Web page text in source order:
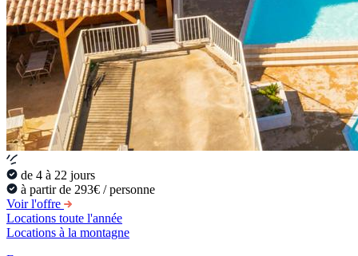
de 4 à 22 jours
à partir de 293€ / personne
Voir l'offre
Locations toute l'année
Locations à la montagne